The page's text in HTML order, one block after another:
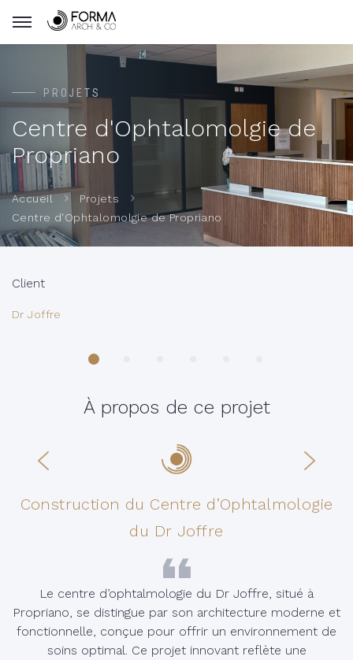
PROJETS
Centre d'Ophtalomolgie de
Propriano
Accueil
Projets
Centre d'Ophtalomolgie de Propriano
Client
Dr Joffre
À propos de ce projet
Construction du Centre d’Ophtalmologie
du Dr Joffre
Le centre d’ophtalmologie du Dr Joffre, situé à
Propriano, se distingue par son architecture moderne et
fonctionnelle, conçue pour offrir un environnement de
soins optimal. Ce projet innovant reflète une